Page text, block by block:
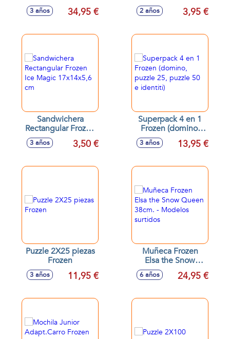
60x46x13,50cm
3 años 34,95 € 2 años 3,95 €
Sandwichera
Rectangular Frozen
Ice Magic
17x14x5,6 cm
3 años 3,50 €
Superpack 4 en 1
Frozen (domino,
puzzle 25, puzzle
50 e identiti)
3 años 13,95 €
Puzzle 2X25 piezas
Frozen
3 años 11,95 €
Muñeca Frozen
Elsa the Snow
Queen 38cm. -
Modelos surtidos
6 años 24,95 €